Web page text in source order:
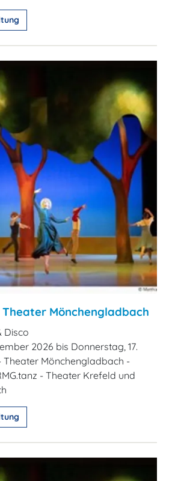
Theater Mönchengladbach
Disco
2026 bis Donnerstag, 17.
Theater Mönchengladbach -
- Theater Krefeld und